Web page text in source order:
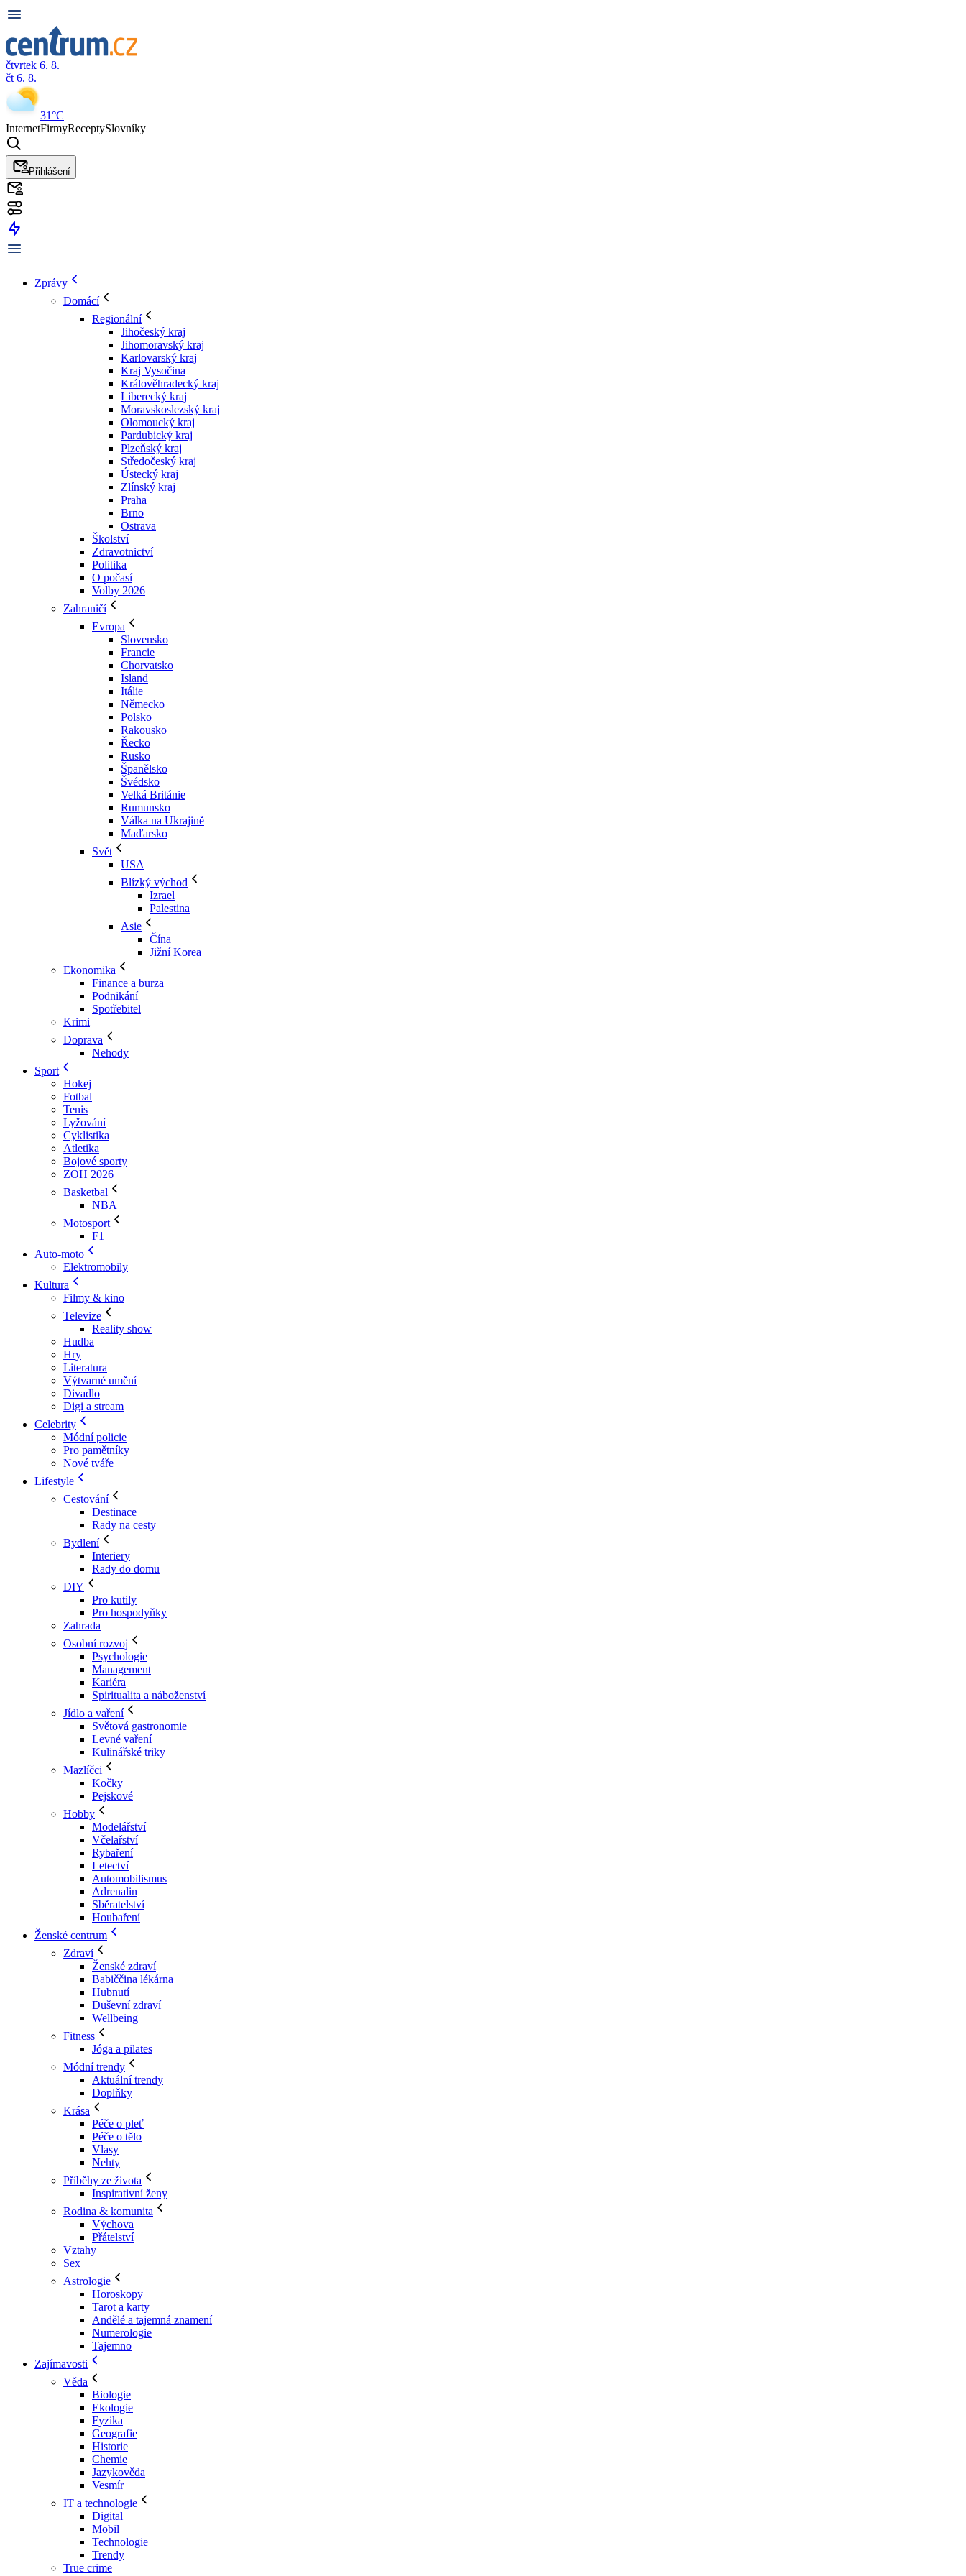
čtvrtek 6. 8.
čt 6. 8.
31°C
InternetFirmyReceptySlovníky
Přihlášení
Zprávy
Domácí
Regionální
Jihočeský kraj
Jihomoravský kraj
Karlovarský kraj
Kraj Vysočina
Králověhradecký kraj
Liberecký kraj
Moravskoslezský kraj
Olomoucký kraj
Pardubický kraj
Plzeňský kraj
Středočeský kraj
Ústecký kraj
Zlínský kraj
Praha
Brno
Ostrava
Školství
Zdravotnictví
Politika
O počasí
Volby 2026
Zahraničí
Evropa
Slovensko
Francie
Chorvatsko
Island
Itálie
Německo
Polsko
Rakousko
Řecko
Rusko
Španělsko
Švédsko
Velká Británie
Rumunsko
Válka na Ukrajině
Maďarsko
Svět
USA
Blízký východ
Izrael
Palestina
Asie
Čína
Jižní Korea
Ekonomika
Finance a burza
Podnikání
Spotřebitel
Krimi
Doprava
Nehody
Sport
Hokej
Fotbal
Tenis
Lyžování
Cyklistika
Atletika
Bojové sporty
ZOH 2026
Basketbal
NBA
Motosport
F1
Auto-moto
Elektromobily
Kultura
Filmy & kino
Televize
Reality show
Hudba
Hry
Literatura
Výtvarné umění
Divadlo
Digi a stream
Celebrity
Módní policie
Pro pamětníky
Nové tváře
Lifestyle
Cestování
Destinace
Rady na cesty
Bydlení
Interiery
Rady do domu
DIY
Pro kutily
Pro hospodyňky
Zahrada
Osobní rozvoj
Psychologie
Management
Kariéra
Spiritualita a náboženství
Jídlo a vaření
Světová gastronomie
Levné vaření
Kulinářské triky
Mazlíčci
Kočky
Pejskové
Hobby
Modelářství
Včelařství
Rybaření
Letectví
Automobilismus
Adrenalin
Sběratelství
Houbaření
Ženské centrum
Zdraví
Ženské zdraví
Babiččina lékárna
Hubnutí
Duševní zdraví
Wellbeing
Fitness
Jóga a pilates
Módní trendy
Aktuální trendy
Doplňky
Krása
Péče o pleť
Péče o tělo
Vlasy
Nehty
Příběhy ze života
Inspirativní ženy
Rodina & komunita
Výchova
Přátelství
Vztahy
Sex
Astrologie
Horoskopy
Tarot a karty
Andělé a tajemná znamení
Numerologie
Tajemno
Zajímavosti
Věda
Biologie
Ekologie
Fyzika
Geografie
Historie
Chemie
Jazykověda
Vesmír
IT a technologie
Digital
Mobil
Technologie
Trendy
True crime